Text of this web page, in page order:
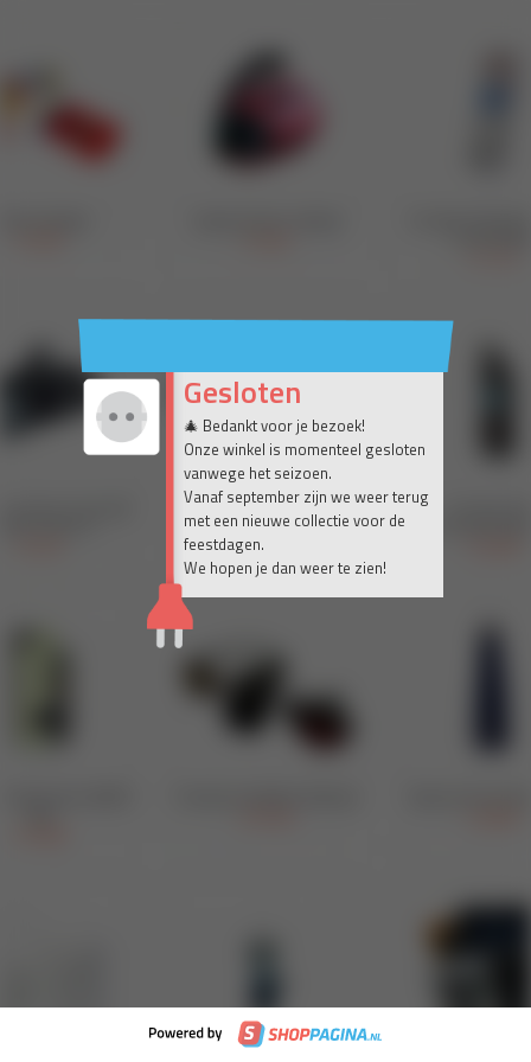
Gesloten
🎄 Bedankt voor je bezoek!
Onze winkel is momenteel gesloten
vanwege het seizoen.
Vanaf september zijn we weer terug
met een nieuwe collectie voor de
feestdagen.
We hopen je dan weer te zien!